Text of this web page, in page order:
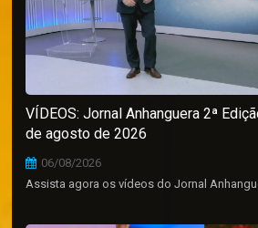
VÍDEOS: Jornal Anhanguera 2ª
de agosto de 2026
06/08/2026
Assista agora os vídeos do Jornal